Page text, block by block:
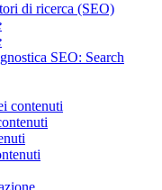
di ricerca (SEO)
SEO: Search
contenuti